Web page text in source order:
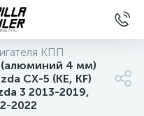
КПП
(алюминий 4 мм)
CX-5 (KE, KF)
3 2013-2019,
2022